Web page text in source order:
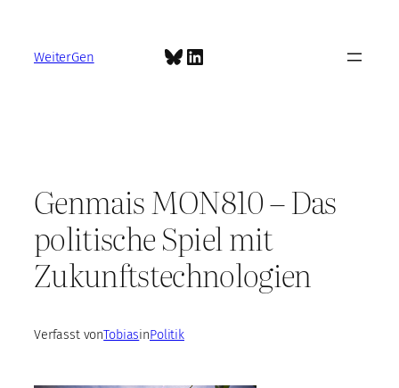
springen
WeiterGen Bluesky
LinkedIn
Genmais MON810 – Das
politische Spiel mit
Zukunftstechnologien
Verfasst vonTobiasinPolitik